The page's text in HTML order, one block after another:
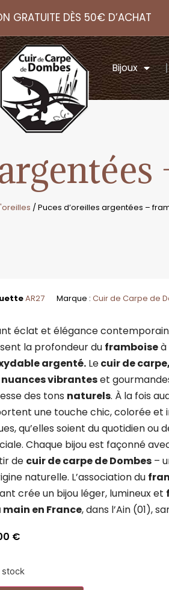
GRATUITE DÈS 50€ D’ACHAT
Bijoux
/ Puces d’oreilles argentées –
AR27 Marque : Cuir de Carpe de
éclat et élégance
la profondeur du framboiseà
argenté.Lecuir de carpe,
nuances vibranteset
des tons naturels. À la fois
une touche chic, colorée et
qu’elles soient du quotidien ou
Chaque bijou est façonné
de cuir de carpe de Dombes–
naturelle. L’association du
crée un bijou léger, lumineux et
main en France, dans l’Ain (01),
€
stock